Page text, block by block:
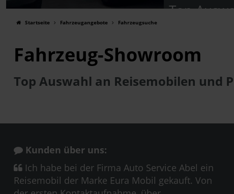
Top
Startseite Fahrzeugangebote Fahrzeugsuche
Fahrzeug-Showroom
Top Auswahl an Reisemobilen und
Kunden über uns:
Ich habe bei der Firma Auto Service Abel ein
Reisemobil der Marke Eura Mobil gekauft. Von